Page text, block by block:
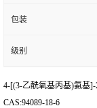
包装
级别
4-[(3-乙酰氧基丙基)氨基
CAS:94089-18-6